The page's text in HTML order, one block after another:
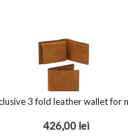
426,00 lei